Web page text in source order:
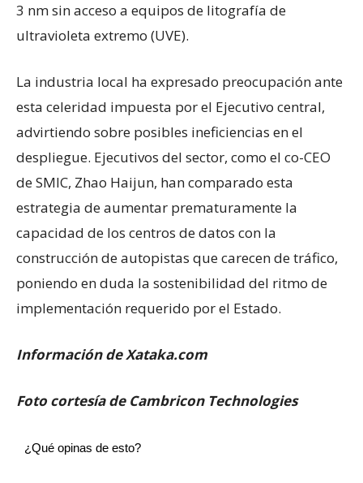
3 nm sin acceso a equipos de litografía de
ultravioleta extremo (UVE).
​La industria local ha expresado preocupación ante
esta celeridad impuesta por el Ejecutivo central,
advirtiendo sobre posibles ineficiencias en el
despliegue. Ejecutivos del sector, como el co-CEO
de SMIC, Zhao Haijun, han comparado esta
estrategia de aumentar prematuramente la
capacidad de los centros de datos con la
construcción de autopistas que carecen de tráfico,
poniendo en duda la sostenibilidad del ritmo de
implementación requerido por el Estado.
Información de Xataka.com
Foto cortesía de Cambricon Technologies
¿Qué opinas de esto?